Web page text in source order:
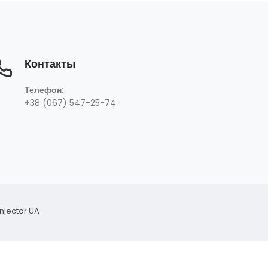
+38 (067) 547-25-74
Контакты
Телефон:
+38 (067) 547-25-74